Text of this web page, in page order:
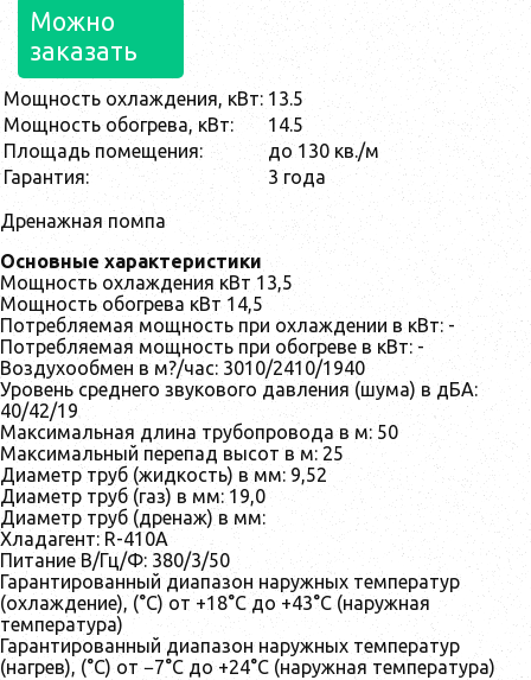
Можно
заказать
Мощность охлаждения, кВт: 13.5
Мощность обогрева, кВт:
14.5
Площадь помещения:
до 130 кв./м
Гарантия:
3 года
Дренажная помпа
Основные характеристики
Мощность охлаждения кВт 13,5
Мощность обогрева кВт 14,5
Потребляемая мощность при охлаждении в кВт: -
Потребляемая мощность при обогреве в кВт: -
Воздухообмен в м?/час: 3010/2410/1940
Уровень среднего звукового давления (шума) в дБА:
40/42/19
Максимальная длина трубопровода в м: 50
Максимальный перепад высот в м: 25
Диаметр труб (жидкость) в мм: 9,52
Диаметр труб (газ) в мм: 19,0
Диаметр труб (дренаж) в мм:
Хладагент: R-410A
Питание В/Гц/Ф: 380/3/50
Гарантированный диапазон наружных температур
(охлаждение), (°C) от +18°С до +43°С (наружная
температура)
Гарантированный диапазон наружных температур
(нагрев), (°C) от −7°С до +24°С (наружная температура)